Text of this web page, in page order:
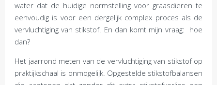
water dat de huidige normstelling voor graasdieren te
eenvoudig is voor een dergelijk complex proces als de
vervluchtiging van stikstof. En dan komt mijn vraag: hoe
dan?
Het jaarrond meten van de vervluchtiging van stikstof op
praktijkschaal is onmogelijk. Opgestelde stikstofbalansen